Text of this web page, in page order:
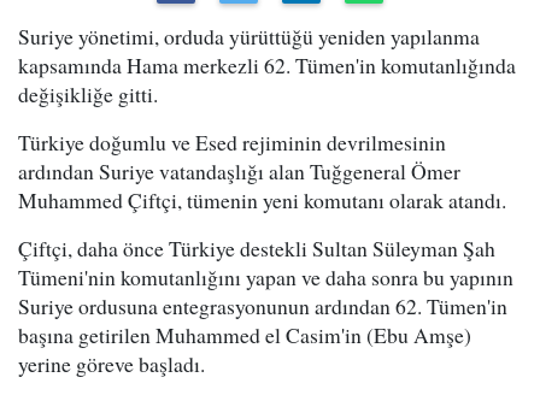
Suriye yönetimi, orduda yürüttüğü yeniden yapılanma
kapsamında Hama merkezli 62. Tümen'in komutanlığında
değişikliğe gitti.
Türkiye doğumlu ve Esed rejiminin devrilmesinin
ardından Suriye vatandaşlığı alan Tuğgeneral Ömer
Muhammed Çiftçi, tümenin yeni komutanı olarak atandı.
Çiftçi, daha önce Türkiye destekli Sultan Süleyman Şah
Tümeni'nin komutanlığını yapan ve daha sonra bu yapının
Suriye ordusuna entegrasyonunun ardından 62. Tümen'in
başına getirilen Muhammed el Casim'in (Ebu Amşe)
yerine göreve başladı.